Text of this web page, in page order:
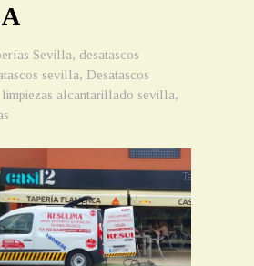
Sevilla, desatascos
sevilla, Desatascos
limpiezas alcantarillado sevilla,